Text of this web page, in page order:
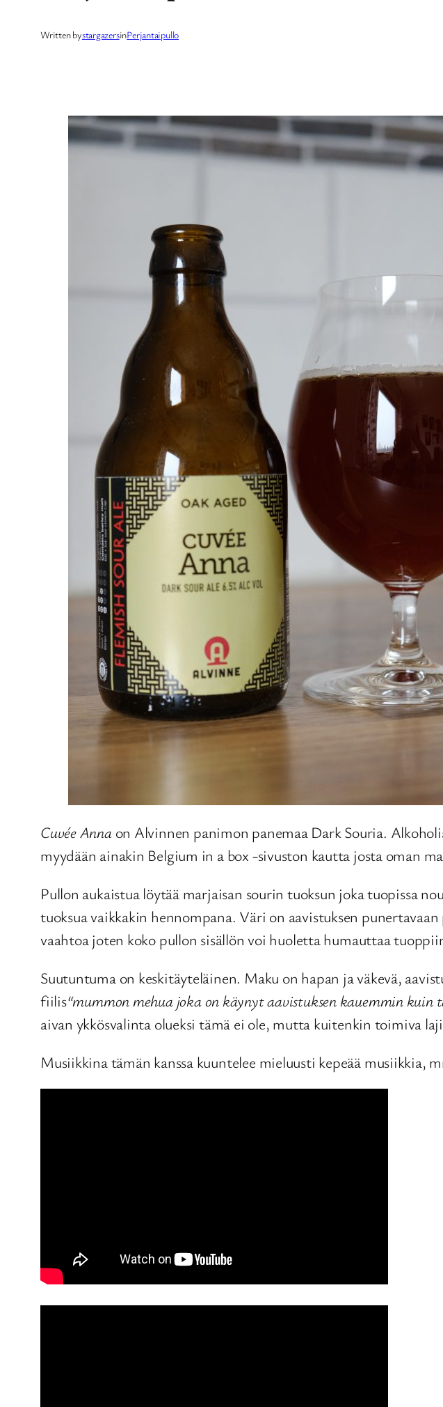
Written bystargazersinPerjantaipullo
Cuvée Annaon Alvinnen panimon panemaa Dark Souria.
myydään ainakin Belgium in a box -sivuston kautta josta oman
Pullon aukaistua löytää marjaisan sourin tuoksun joka tuopissa
tuoksua vaikkakin hennompana. Väri on aavistuksen
vaahtoa joten koko pullon sisällön voi huoletta humauttaa
Suutuntuma on keskitäyteläinen. Maku on hapan ja väkevä,
fiilis“mummon mehua joka on käynyt aavistuksen kauemmin kuin
aivan ykkösvalinta olueksi tämä ei ole, mutta kuitenkin toimiva
Musiikkina tämän kanssa kuuntelee mieluusti kepeää musiikkia,